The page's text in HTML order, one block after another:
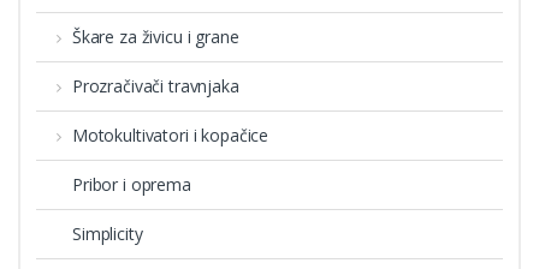
Škare za živicu i grane
Prozračivači travnjaka
Motokultivatori i kopačice
Pribor i oprema
Simplicity